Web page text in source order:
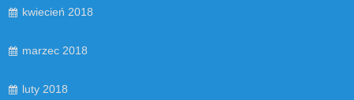
kwiecień 2018
marzec 2018
luty 2018